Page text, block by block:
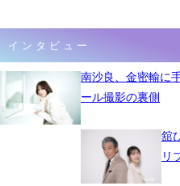
インタビュー
南沙良、金密輸に
ール撮影の裏側
舘
リ